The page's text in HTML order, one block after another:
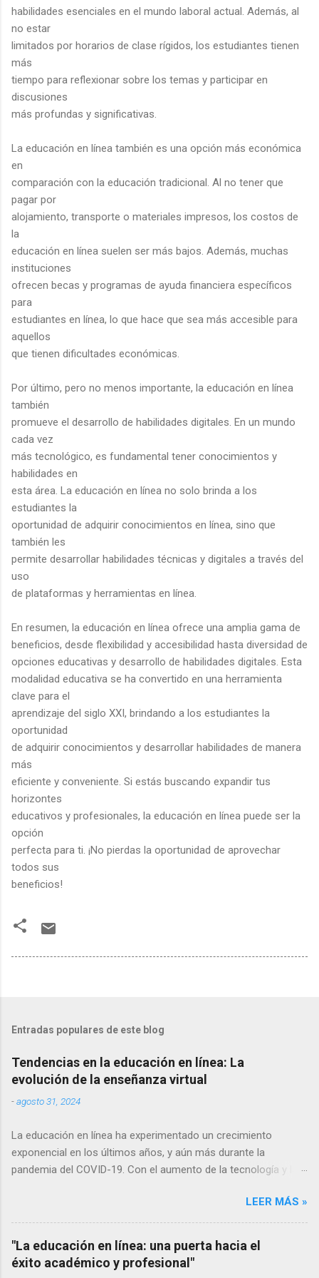
habilidades esenciales en el mundo laboral actual. Además, al
no estar
limitados por horarios de clase rígidos, los estudiantes tienen
más
tiempo para reflexionar sobre los temas y participar en
discusiones
más profundas y significativas.
La educación en línea también es una opción más económica
en
comparación con la educación tradicional. Al no tener que
pagar por
alojamiento, transporte o materiales impresos, los costos de
la
educación en línea suelen ser más bajos. Además, muchas
instituciones
ofrecen becas y programas de ayuda financiera específicos
para
estudiantes en línea, lo que hace que sea más accesible para
aquellos
que tienen dificultades económicas.
Por último, pero no menos importante, la educación en línea
también
promueve el desarrollo de habilidades digitales. En un mundo
cada vez
más tecnológico, es fundamental tener conocimientos y
habilidades en
esta área. La educación en línea no solo brinda a los
estudiantes la
oportunidad de adquirir conocimientos en línea, sino que
también les
permite desarrollar habilidades técnicas y digitales a través del
uso
de plataformas y herramientas en línea.
En resumen, la educación en línea ofrece una amplia gama de
beneficios, desde flexibilidad y accesibilidad hasta diversidad de
opciones educativas y desarrollo de habilidades digitales. Esta
modalidad educativa se ha convertido en una herramienta
clave para el
aprendizaje del siglo XXI, brindando a los estudiantes la
oportunidad
de adquirir conocimientos y desarrollar habilidades de manera
más
eficiente y conveniente. Si estás buscando expandir tus
horizontes
educativos y profesionales, la educación en línea puede ser la
opción
perfecta para ti. ¡No pierdas la oportunidad de aprovechar
todos sus
beneficios!
Entradas populares de este blog
Tendencias en la educación en línea: La
evolución de la enseñanza virtual
-agosto 31, 2024
La educación en línea ha experimentado un crecimiento
exponencial en los últimos años, y aún más durante la
pandemia del COVID-19. Con el aumento de la tecnología y la
a la educación en línea, lo que ha llevado a una evolución
constante en las formas de enseñanza y aprendizaje virtuales.
En este artículo, exploraremos algunas de las tendencias más
relevantes en la educación en línea y cómo están cambiando la
forma en que adquirimos conocimientos. Aprendizaje móvil El
LEER MÁS »
"La educación en línea: una puerta hacia el
éxito académico y profesional"